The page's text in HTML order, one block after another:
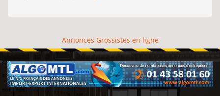
Annonces Grossistes en ligne